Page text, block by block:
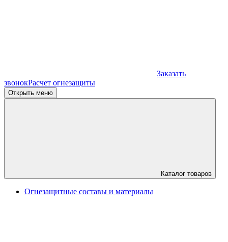
Заказать
звонокРасчет огнезащиты
Открыть меню
Каталог товаров
Огнезащитные составы и материалы